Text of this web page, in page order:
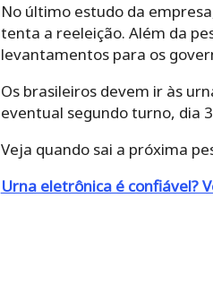
No último estudo da
tenta a reeleição. Além da
levantamentos para os
Os brasileiros devem ir às
eventual segundo turno, dia
Veja quando sai a próxima
Urna eletrônica é confiável?